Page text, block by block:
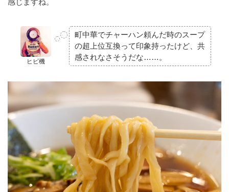
ヒビ機
町中華でチャーハン頼んだ時のスープ
の超上位互換って印象持ったけど、共
感されなさそうだな……。